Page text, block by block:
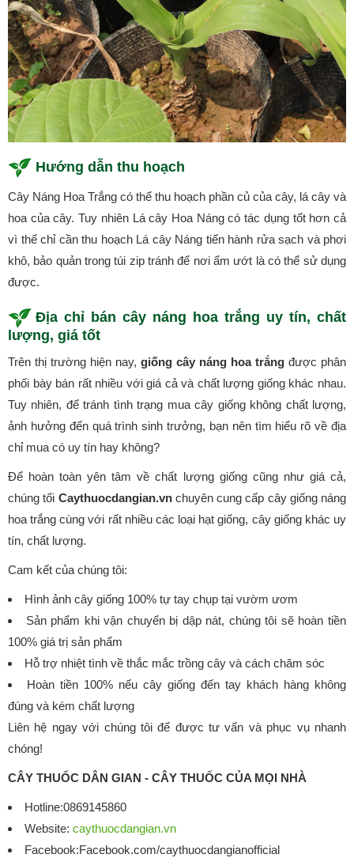
Hướng dẫn thu hoạch
Cây Náng Hoa Trắng có thể thu hoạch phần củ của cây, lá cây và
hoa của cây. Tuy nhiên Lá cây Hoa Náng có tác dụng tốt hơn cả
vì thế chỉ cần thu hoạch Lá cây Náng tiến hành rửa sạch và phơi
khô, bảo quản trong túi zip tránh để nơi ẩm ướt là có thể sử dụng
được.
Địa chỉ bán cây náng hoa trắng uy tín, chất
lượng, giá tốt
Trên thị trường hiện nay, giống cây náng hoa trắng được phân
phối bày bán rất nhiều với giá cả và chất lượng giống khác nhau.
Tuy nhiên, để tránh tình trạng mua cây giống không chất lượng,
ảnh hưởng đến quá trình sinh trưởng, bạn nên tìm hiểu rõ về địa
chỉ mua có uy tín hay không?
Để hoàn toàn yên tâm về chất lượng giống cũng như giá cả,
chúng tối Caythuocdangian.vnchuyên cung cấp cây giống náng
hoa trắng cùng với rất nhiều các loại hạt giống, cây giống khác uy
tín, chất lượng.
Cam kết của chúng tôi:
Hình ảnh cây giống 100% tự tay chụp tại vườm ươm
Sản phẩm khi vận chuyển bị dập nát, chúng tôi sẽ hoàn tiền
100% giá trị sản phẩm
Hỗ trợ nhiệt tình về thắc mắc trồng cây và cách chăm sóc
Hoàn tiền 100% nếu cây giống đến tay khách hàng không
đúng và kém chất lượng
Liên hệ ngay với chúng tôi để được tư vấn và phục vụ nhanh
chóng!
CÂY THUỐC DÂN GIAN - CÂY THUỐC CỦA MỌI NHÀ
Hotline:0869145860
Website: caythuocdangian.vn
Facebook:Facebook.com/caythuocdangianofficial